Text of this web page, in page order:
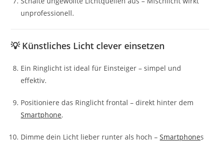
unprofessionell.
💡 Künstliches Licht clever einsetzen
Ein Ringlicht ist ideal für Einsteiger – simpel und
effektiv.
Positioniere das Ringlicht frontal – direkt hinter dem
Smartphone.
Dimme dein Licht lieber runter als hoch –Smartphones